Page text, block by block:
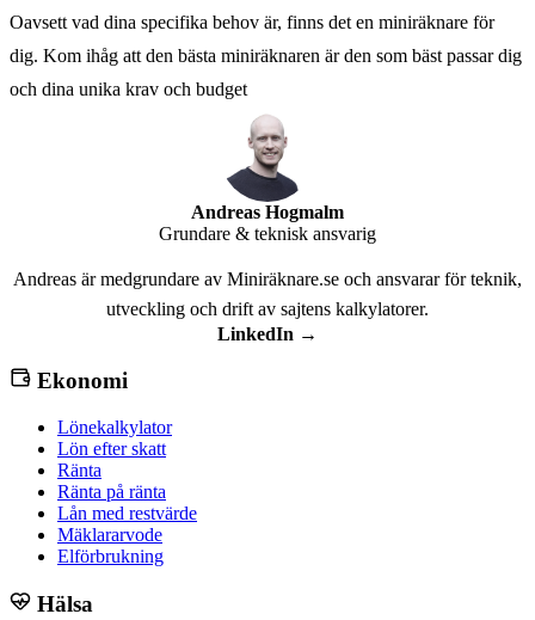
Oavsett vad dina specifika behov är, finns det en miniräknare för
dig. Kom ihåg att den bästa miniräknaren är den som bäst passar dig
och dina unika krav och budget
Andreas Hogmalm
Grundare & teknisk ansvarig
Andreas är medgrundare av Miniräknare.se och ansvarar för teknik,
utveckling och drift av sajtens kalkylatorer.
LinkedIn →
Ekonomi
Lönekalkylator
Lön efter skatt
Ränta
Ränta på ränta
Lån med restvärde
Mäklararvode
Elförbrukning
Hälsa